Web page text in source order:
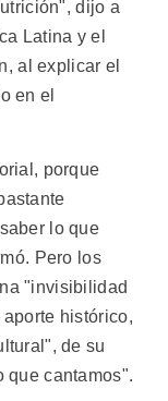
dijo a
Latina y el
al explicar el
en el
porque
lo que
Pero los
"invisibilidad
histórico,
de su
que cantamos".